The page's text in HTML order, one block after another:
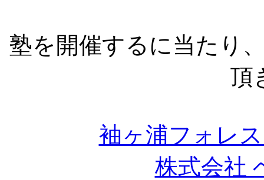
塾を開催するに当たり
頂
袖ヶ浦フォレ
株式会社